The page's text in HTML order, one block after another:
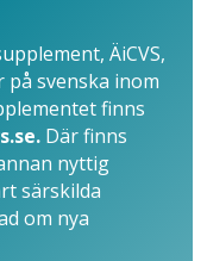
ÄiCVS,
svenska inom
finns
Där finns
nyttig
särskilda
om nya